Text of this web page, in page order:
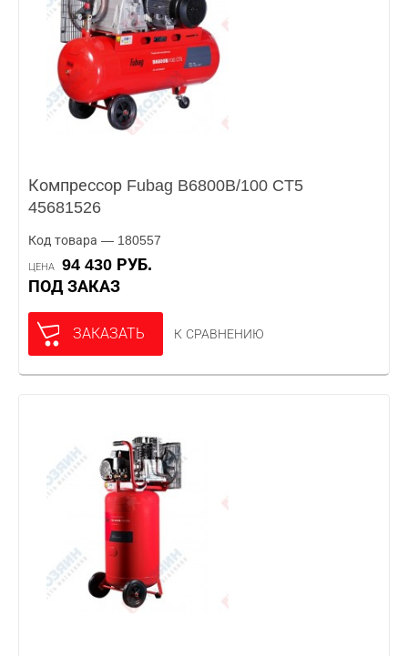
Компрессор Fubag B6800B/100 CT5
45681526
Код товара — 180557
ЦЕНА
94 430 РУБ.
ПОД ЗАКАЗ
ЗАКАЗАТЬ К СРАВНЕНИЮ